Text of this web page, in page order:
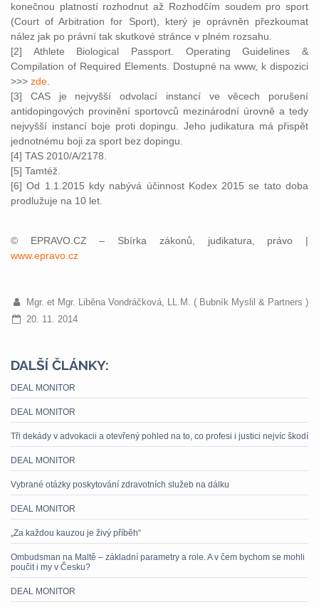
konečnou platností rozhodnut až Rozhodčím soudem pro sport
(Court of Arbitration for Sport), který je oprávněn přezkoumat
nález jak po právní tak skutkové stránce v plném rozsahu.
[2] Athlete Biological Passport. Operating Guidelines &
Compilation of Required Elements. Dostupné na www, k dispozici
>>> zde
[3] CAS je nejvyšší odvolací instancí ve věcech porušení
antidopingových provinění sportovců mezinárodní úrovně a tedy
nejvyšší instancí boje proti dopingu. Jeho judikatura má přispět
jednotnému boji za sport bez dopingu.
[4] TAS 2010/A/2178.
[5] Tamtéž.
[6] Od 1.1.2015 kdy nabývá účinnost Kodex 2015 se tato doba
prodlužuje na 10 let.
© EPRAVO.CZ – Sbírka zákonů, judikatura, právo |
www.epravo.cz
Mgr. et Mgr. Liběna Vondráčková, LL.M. ( Bubník Myslil & Partners )
20. 11. 2014
DALŠÍ ČLÁNKY:
DEAL MONITOR
DEAL MONITOR
Tři dekády v advokacii a otevřený pohled na to, co profesi i justici nejvíc škodí
DEAL MONITOR
Vybrané otázky poskytování zdravotních služeb na dálku
DEAL MONITOR
„Za každou kauzou je živý příběh“
Ombudsman na Maltě – základní parametry a role. A v čem bychom se mohli
poučit i my v Česku?
DEAL MONITOR